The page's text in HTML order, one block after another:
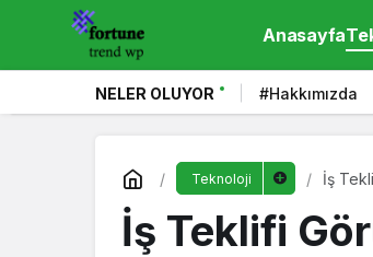
Anasayfa
NELER OLUYOR #Hakkımızda
Teknoloji İş
İş Teklifi